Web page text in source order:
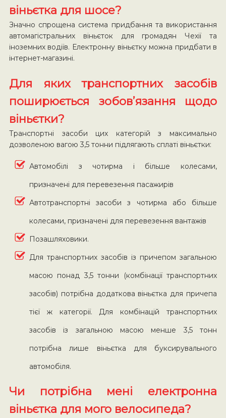
віньєтка для шосе?
Значно спрощена система придбання та використання
автомагістральних віньєток для громадян Чехії та
іноземних водіїв. Електронну віньєтку можна придбати в
інтернет-магазині.
Для яких транспортних засобів
поширюється зобов’язання щодо
віньєтки?
Транспортні засоби цих категорій з максимально
дозволеною вагою 3,5 тонни підлягають сплаті віньєтки:
Автомобілі з чотирма і більше колесами,
призначені для перевезення пасажирів
Автотранспортні засоби з чотирма або більше
колесами, призначені для перевезення вантажів
Позашляховики.
Для транспортних засобів із причепом загальною
масою понад 3,5 тонни (комбінації транспортних
засобів) потрібна додаткова віньєтка для причепа
тієї ж категорії. Для комбінацій транспортних
засобів із загальною масою менше 3,5 тонн
потрібна лише віньєтка для буксирувального
автомобіля.
Чи потрібна мені електронна
віньєтка для мого велосипеда?